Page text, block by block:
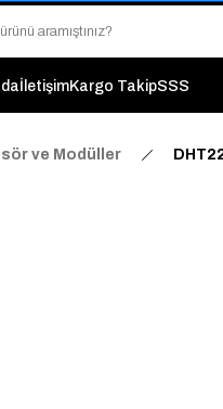
"Saat 14:00'a Kadar
"Binlerce Ürün
"Toptan Fiyatına
"Üyelere
İletişimKargo TakipSSS
ve Modüller